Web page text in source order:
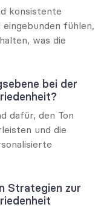
konsistente
fühlen,
was die
bei der
dafür, den Ton
und die
Strategien zur